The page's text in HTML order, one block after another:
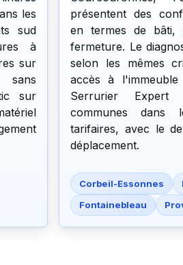
les
sud
à
sur
sans
sur
présentent des
en termes de bâti,
fermeture. Le
selon les mêmes
accès à
Serrurier Expert
communes dans
tarifaires, avec le
déplacement.
Corbeil-Essonnes
Fontainebleau